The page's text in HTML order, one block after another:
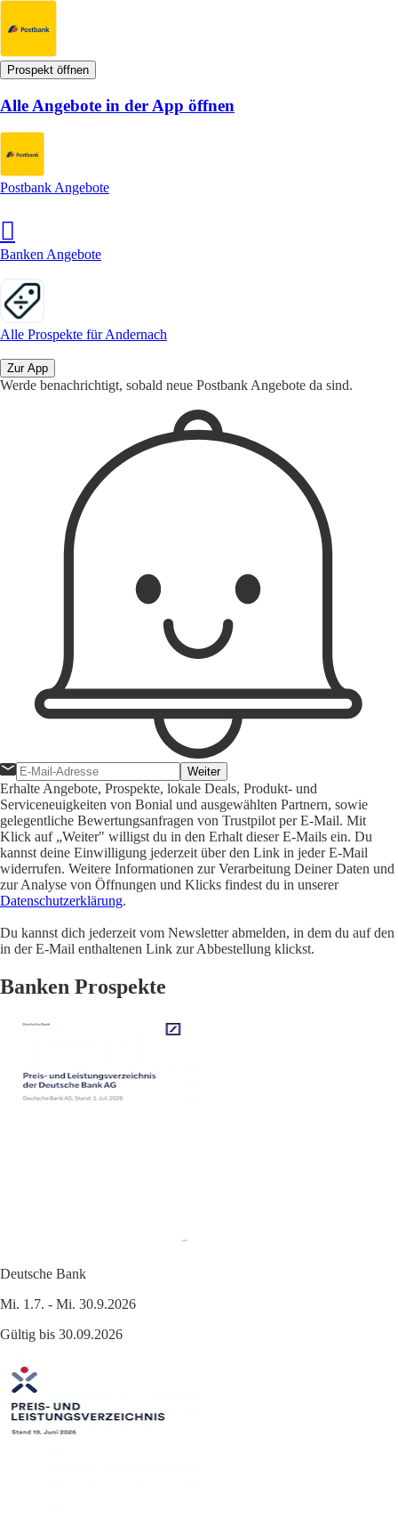
Prospekt öffnen
Alle Angebote in der App öffnen
Postbank Angebote
Banken Angebote
Alle Prospekte für Andernach
Zur App
Werde benachrichtigt, sobald neue Postbank Angebote da sind.
Weiter
Erhalte Angebote, Prospekte, lokale Deals, Produkt- und
Serviceneuigkeiten von Bonial und ausgewählten Partnern, sowie
gelegentliche Bewertungsanfragen von Trustpilot per E-Mail. Mit
Klick auf „Weiter" willigst du in den Erhalt dieser E-Mails ein. Du
kannst deine Einwilligung jederzeit über den Link in jeder E-Mail
widerrufen. Weitere Informationen zur Verarbeitung Deiner Daten und
zur Analyse von Öffnungen und Klicks findest du in unserer
Datenschutzerklärung.
Du kannst dich jederzeit vom Newsletter abmelden, in dem du auf den
in der E-Mail enthaltenen Link zur Abbestellung klickst.
Banken Prospekte
Deutsche Bank
Mi. 1.7. - Mi. 30.9.2026
Gültig bis 30.09.2026